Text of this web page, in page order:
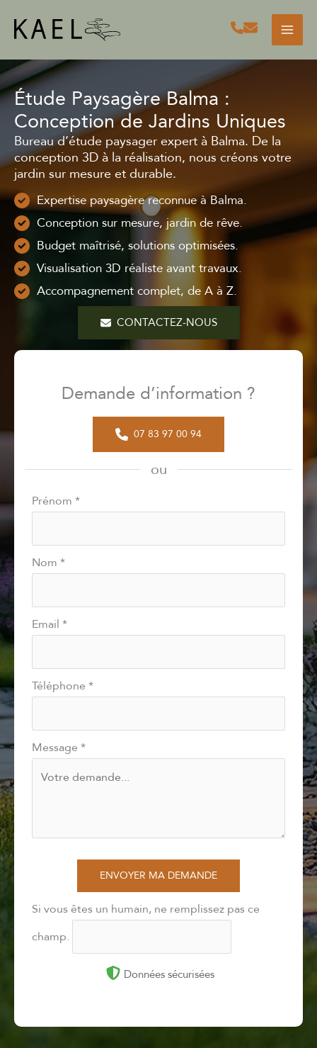
Étude Paysagère Balma :
Conception de Jardins Uniques
Bureau d’étude paysager expert à Balma. De la
conception 3D à la réalisation, nous créons votre
jardin sur mesure et durable.
Expertise paysagère reconnue à Balma.
Conception sur mesure, jardin de rêve.
Budget maîtrisé, solutions optimisées.
Visualisation 3D réaliste avant travaux.
Accompagnement complet, de A à Z.
CONTACTEZ-NOUS
Demande d’information ?
07 83 97 00 94
ou
Formulaire
avec
téléphone
Prénom *
Nom *
Email *
Téléphone *
Message *
ENVOYER MA DEMANDE
Si vous êtes un humain, ne remplissez pas ce
champ.
Données sécurisées